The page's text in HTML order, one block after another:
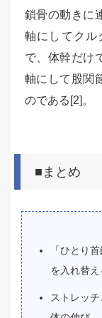
鎖骨の動きに
軸にしてクル
で、体幹だけ
軸にして股関
のである[2]。
■まとめ
「ひとり
を入れ替え
ストレッ